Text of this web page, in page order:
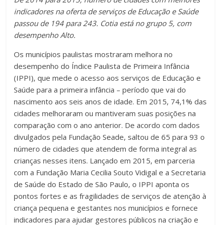
indicadores na oferta de serviços de Educação e Saúde
passou de 194 para 243. Cotia está no grupo 5, com
desempenho Alto.
Os municípios paulistas mostraram melhora no
desempenho do Índice Paulista de Primeira Infância
(IPPI), que mede o acesso aos serviços de Educação e
Saúde para a primeira infância – período que vai do
nascimento aos seis anos de idade. Em 2015, 74,1% das
cidades melhoraram ou mantiveram suas posições na
comparação com o ano anterior. De acordo com dados
divulgados pela Fundação Seade, saltou de 65 para 93 o
número de cidades que atendem de forma integral as
crianças nesses itens. Lançado em 2015, em parceria
com a Fundação Maria Cecilia Souto Vidigal e a Secretaria
de Saúde do Estado de São Paulo, o IPPI aponta os
pontos fortes e as fragilidades de serviços de atenção à
criança pequena e gestantes nos municípios e fornece
indicadores para ajudar gestores públicos na criação e